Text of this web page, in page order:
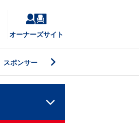
オーナーズサイト
スポンサー